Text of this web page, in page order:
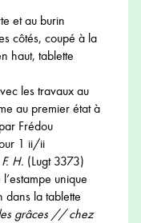
et au burin
côtés, coupé à la
haut, tablette
les travaux au
au premier état à
Frédou
1 ii/ii
F. H. (Lugt 3373)
unique
dans la tablette
grâces // chez